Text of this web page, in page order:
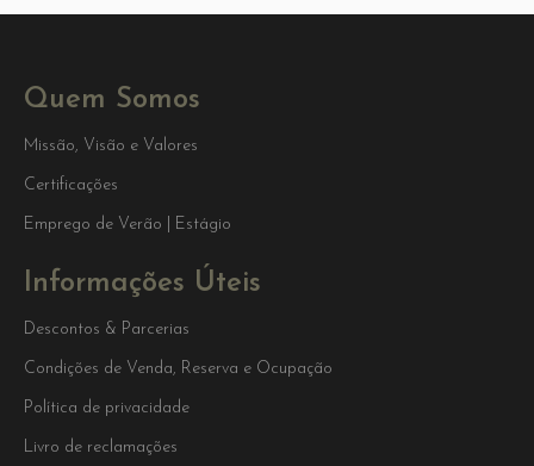
Quem Somos
Missão, Visão e Valores
Certificações
Emprego de Verão | Estágio
Informações Úteis
Descontos & Parcerias
Condições de Venda, Reserva e Ocupação
Política de privacidade
Livro de reclamações